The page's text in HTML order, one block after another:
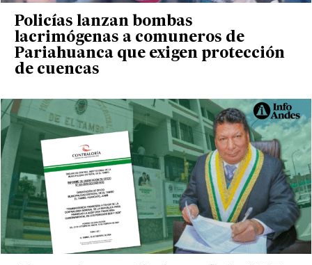
Policías lanzan bombas
lacrimógenas a comuneros de
Pariahuanca que exigen protección
de cuencas